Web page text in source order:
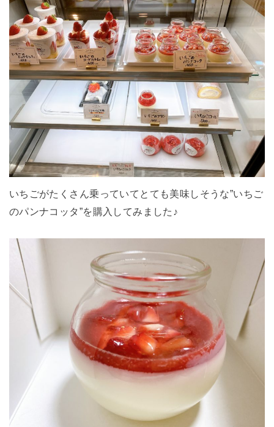
いちごがたくさん乗っていてとても美味しそうな”いちご
のパンナコッタ”を購入してみました♪